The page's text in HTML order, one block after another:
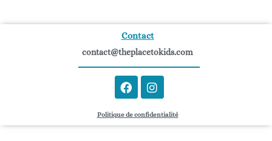
Contact
contact@theplacetokids.com
F
a
c
e
I
n
s
t
Politique de confidentialité